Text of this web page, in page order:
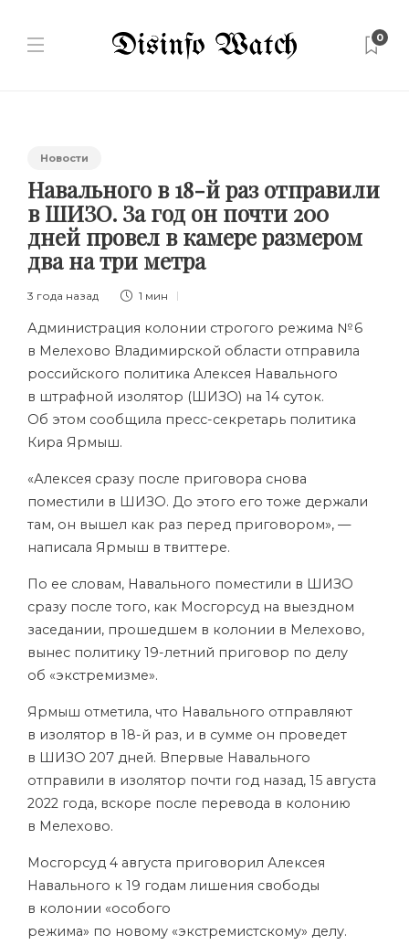
0
Новости
Навального в 18-й раз отправили
в ШИЗО. За год он почти 200
дней провел в камере размером
два на три метра
3 года назад 1 мин
Администрация колонии строгого режима № 6
в Мелехово Владимирской области отправила
российского политика Алексея Навального
в штрафной изолятор (ШИЗО) на 14 суток.
Об этом сообщила пресс-секретарь политика
Кира Ярмыш.
«Алексея сразу после приговора снова
поместили в ШИЗО. До этого его тоже держали
там, он вышел как раз перед приговором», —
написала Ярмыш в твиттере.
По ее словам, Навального поместили в ШИЗО
сразу после того, как Мосгорсуд на выездном
заседании, прошедшем в колонии в Мелехово,
вынес политику 19-летний приговор по делу
об «экстремизме».
Ярмыш отметила, что Навального отправляют
в изолятор в 18-й раз, и в сумме он проведет
в ШИЗО 207 дней. Впервые Навального
отправили в изолятор почти год назад, 15 августа
2022 года, вскоре после перевода в колонию
в Мелехово.
Мосгорсуд 4 августа приговорил Алексея
Навального к 19 годам лишения свободы
в колонии «особого
режима» по новому «экстремистскому» делу.